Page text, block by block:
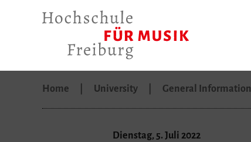
Home University General Information
Dienstag, 5. Juli 2022